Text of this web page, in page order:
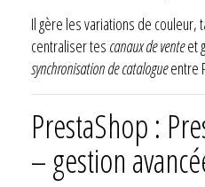
Il gère les variations de couleur,
centraliser tes canaux de venteet
synchronisation de catalogueentre
PrestaShop :
– gestion